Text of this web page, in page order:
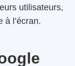
utilisateurs,
à l’écran.